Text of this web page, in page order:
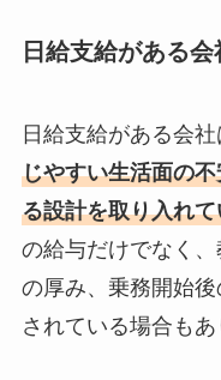
日給支給がある
日給支給がある会社
じやすい生活面の
る設計を取り入れ
の給与だけでなく
の厚み、乗務開始
されている場合もあ